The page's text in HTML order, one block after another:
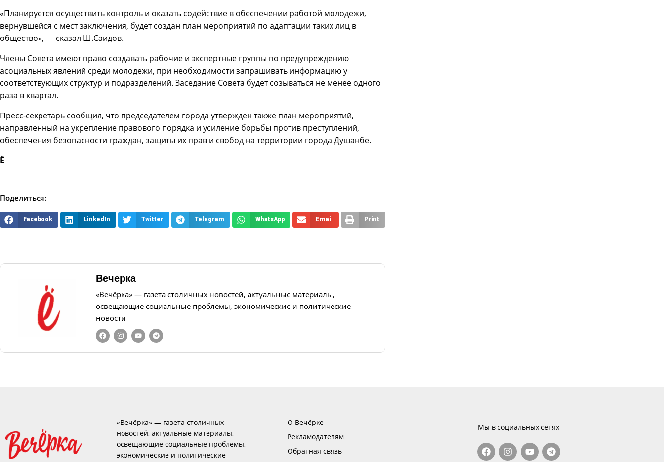
«Планируется осуществить контроль и оказать содействие в обеспечении работой молодежи,
вернувшейся с мест заключения, будет создан план мероприятий по адаптации таких лиц в
общество», — сказал Ш.Саидов.
Члены Совета имеют право создавать рабочие и экспертные группы по предупреждению
асоциальных явлений среди молодежи, при необходимости запрашивать информацию у
соответствующих структур и подразделений. Заседание Совета будет созываться не менее одного
раза в квартал.
Пресс-секретарь сообщил, что председателем города утвержден также план мероприятий,
направленный на укрепление правового порядка и усиление борьбы против преступлений,
обеспечения безопасности граждан, защиты их прав и свобод на территории города Душанбе.
Ё
Поделиться:
Facebook LinkedIn Twitter Telegram WhatsApp Email Print
Вечерка
«Вечёрка» — газета столичных новостей, актуальные материалы,
освещающие социальные проблемы, экономические и политические
новости
«Вечёрка» — газета столичных
новостей, актуальные материалы,
освещающие социальные проблемы,
экономические и политические
О Вечёрке
Рекламодателям
Обратная связь
Мы в социальных сетях